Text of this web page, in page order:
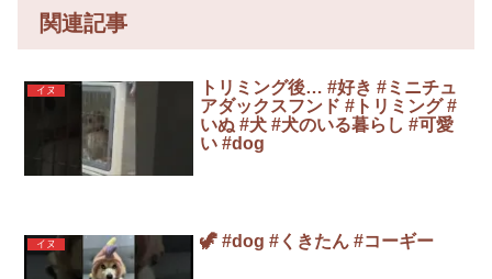
関連記事
イヌ
トリミング後… #好き #ミニチュ
アダックスフンド #トリミング #
いぬ #犬 #犬のいる暮らし #可愛
い #dog
イヌ 🦖 #dog #くきたん #コーギー